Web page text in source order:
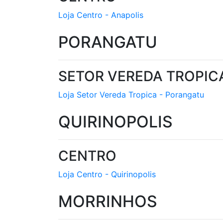
Loja Centro - Anapolis
PORANGATU
SETOR VEREDA
Loja Setor Vereda Tropica - Porangatu
QUIRINOPOLIS
CENTRO
Loja Centro - Quirinopolis
MORRINHOS